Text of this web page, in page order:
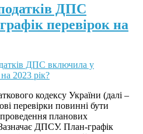
ДПС
перевірок на
кодексу України (далі –
перевірки повинні бути
проведення планових
ДПСУ. План-графік